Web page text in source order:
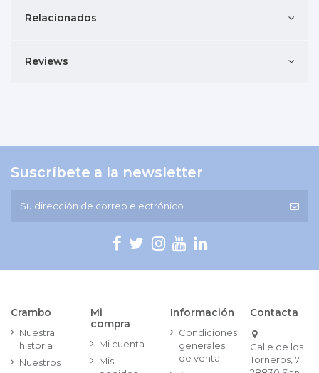
Relacionados
Reviews
Suscríbete a la newsletter
Crambo
Nuestra
historia
Nuestros
Mi
compra
Mi cuenta
Mis
Información
Condiciones
generales
de venta
Contacta
Calle de los
Torneros, 7